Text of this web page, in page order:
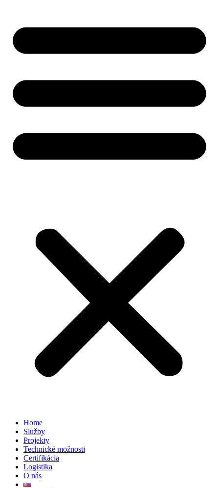
Home
Služby
Projekty
Technické možnosti
Certifikácia
Logistika
O nás